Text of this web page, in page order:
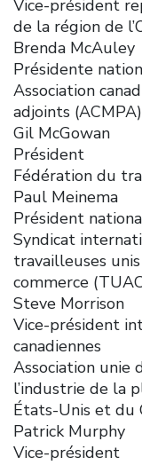
Vice-président
de la région de
Brenda McAuley
Présidente
Association
adjoints (ACMPA)
Gil McGowan
Président
Fédération du
Paul Meinema
Président
Syndicat
travailleuses
commerce
Steve Morrison
Vice-président
canadiennes
Association unie
l’industrie de la
États-Unis et du
Patrick Murphy
Vice-président